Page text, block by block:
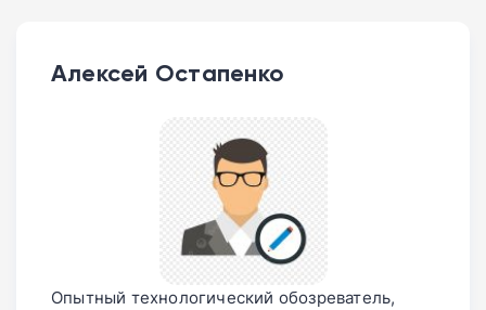
Алексей Остапенко
Опытный технологический обозреватель,